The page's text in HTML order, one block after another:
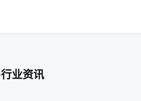
业资讯